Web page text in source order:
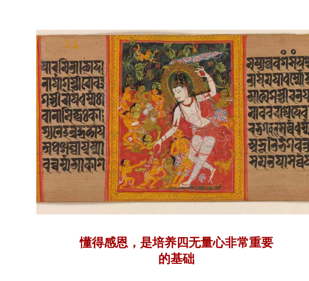
懂得感恩，是培养四无量心非常重要
的基础